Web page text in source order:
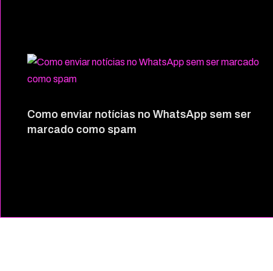
Como enviar notícias no WhatsApp sem ser
marcado como spam